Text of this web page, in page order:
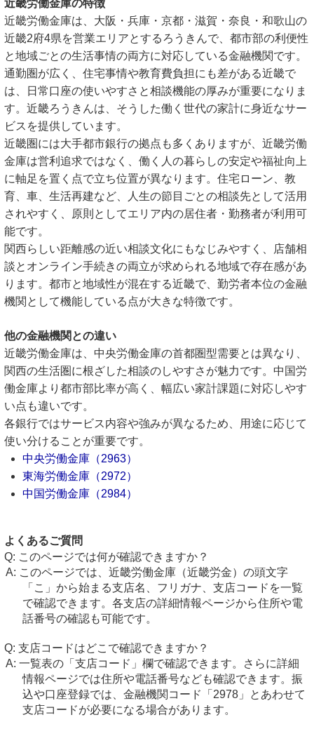
近畿労働金庫の特徴
近畿労働金庫は、大阪・兵庫・京都・滋賀・奈良・和歌山の
近畿2府4県を営業エリアとするろうきんで、都市部の利便性
と地域ごとの生活事情の両方に対応している金融機関です。
通勤圏が広く、住宅事情や教育費負担にも差がある近畿で
は、日常口座の使いやすさと相談機能の厚みが重要になりま
す。近畿ろうきんは、そうした働く世代の家計に身近なサー
ビスを提供しています。
近畿圏には大手都市銀行の拠点も多くありますが、近畿労働
金庫は営利追求ではなく、働く人の暮らしの安定や福祉向上
に軸足を置く点で立ち位置が異なります。住宅ローン、教
育、車、生活再建など、人生の節目ごとの相談先として活用
されやすく、原則としてエリア内の居住者・勤務者が利用可
能です。
関西らしい距離感の近い相談文化にもなじみやすく、店舗相
談とオンライン手続きの両立が求められる地域で存在感があ
ります。都市と地域性が混在する近畿で、勤労者本位の金融
機関として機能している点が大きな特徴です。
他の金融機関との違い
近畿労働金庫は、中央労働金庫の首都圏型需要とは異なり、
関西の生活圏に根ざした相談のしやすさが魅力です。中国労
働金庫より都市部比率が高く、幅広い家計課題に対応しやす
い点も違いです。
各銀行ではサービス内容や強みが異なるため、用途に応じて
使い分けることが重要です。
中央労働金庫（2963）
東海労働金庫（2972）
中国労働金庫（2984）
よくあるご質問
このページでは何が確認できますか？
このページでは、近畿労働金庫（近畿労金）の頭文字
「こ」から始まる支店名、フリガナ、支店コードを一覧
で確認できます。各支店の詳細情報ページから住所や電
話番号の確認も可能です。
支店コードはどこで確認できますか？
一覧表の「支店コード」欄で確認できます。さらに詳細
情報ページでは住所や電話番号なども確認できます。振
込や口座登録では、金融機関コード「2978」とあわせて
支店コードが必要になる場合があります。